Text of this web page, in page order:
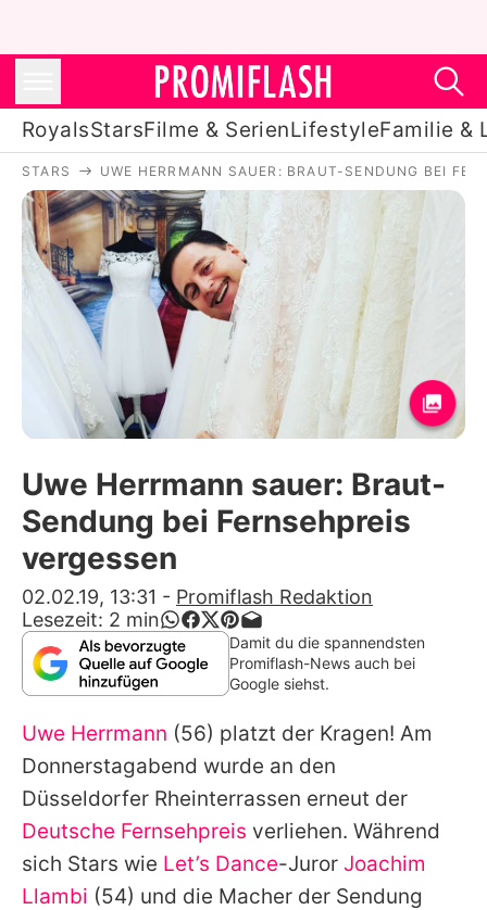
RoyalsStarsFilme & SerienLifestyleFamilie &
Royals
Stars
Filme & Serien
Lifestyle
Familie & Liebe
Promiflash Exklusiv
Alle Themen auf Promiflash
App runterladen
Team
Redaktionelle Richtlinien
Impressum
Datenschutzerklärung
Nutzungsbedingungen
Utiq verwalten
STARS UWE HERRMANN SAUER: BRAUT-SENDUNG BEI
Uwe Herrmann sauer: Braut-
Sendung bei Fernsehpreis
vergessen
02.02.19, 13:31 - Promiflash Redaktion
Lesezeit: 2 min
Damit du die spannendsten
Promiflash-News auch bei
Google siehst.
Uwe Herrmann (56) platzt der Kragen! Am
Donnerstagabend wurde an den
Düsseldorfer Rheinterrassen erneut der
Deutsche Fernsehpreis verliehen. Während
sich Stars wie Let’s Dance-Juror Joachim
Llambi (54) und die Macher der Sendung